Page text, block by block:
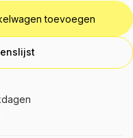
toevoegen